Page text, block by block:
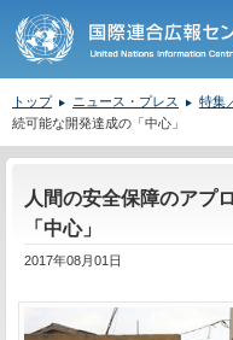
トップ ニュース・プレス 特集
続可能な開発達成の「中心」
人間の安全保障のアプ
「中心」
2017年08月01日